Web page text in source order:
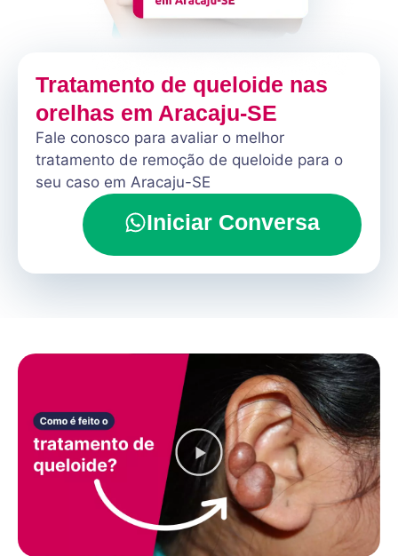
Tratamento de queloide nas
orelhas em Aracaju-SE
Fale conosco para avaliar o melhor
tratamento de remoção de queloide para o
seu caso em Aracaju-SE
Iniciar Conversa